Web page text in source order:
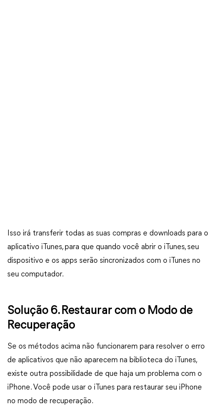
Isso irá transferir todas as suas compras e downloads para o
aplicativo iTunes, para que quando você abrir o iTunes, seu
dispositivo e os apps serão sincronizados com o iTunes no
seu computador.
Solução 6. Restaurar com o Modo de
Recuperação
Se os métodos acima não funcionarem para resolver o erro
de aplicativos que não aparecem na biblioteca do iTunes,
existe outra possibilidade de que haja um problema com o
iPhone. Você pode usar o iTunes para restaurar seu iPhone
no modo de recuperação.